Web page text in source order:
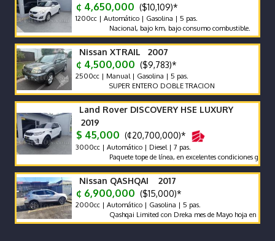
¢ 4,650,000 ($10,109)*
1200cc | Automático | Gasolina | 5 pas.
Nacional, bajo km, bajo consumo combustible.
Nissan XTRAIL 2007
¢ 4,500,000 ($9,783)*
2500cc | Manual | Gasolina | 5 pas.
SUPER ENTERO DOBLE TRACION
Land Rover DISCOVERY HSE LUXURY
2019
$ 45,000 (¢20,700,000)*
3000cc | Automático | Diesel | 7 pas.
Paquete tope de línea, en excelentes condiciones generales.
Nissan QASHQAI 2017
¢ 6,900,000 ($15,000)*
2000cc | Automático | Gasolina | 5 pas.
Qashqai Limited con Dreka mes de Mayo hoja en Blanco